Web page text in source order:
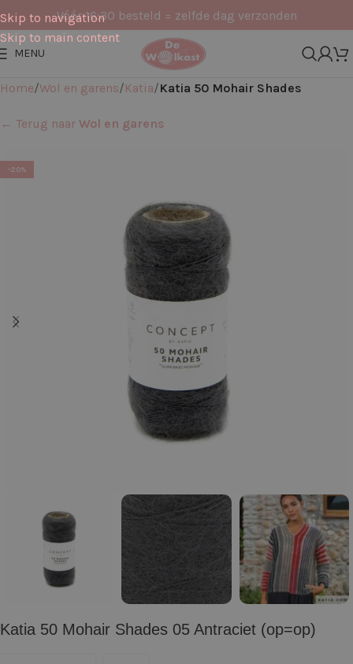
Skip to navigation
Skip to main content
Vóór 16:30 besteld = zelfde dag verzonden
MENU
Home Wol en garens Katia Katia 50 Mohair Shades
← Terug naar Wol en garens
-20%
Katia 50 Mohair Shades 05 Antraciet (op=op)